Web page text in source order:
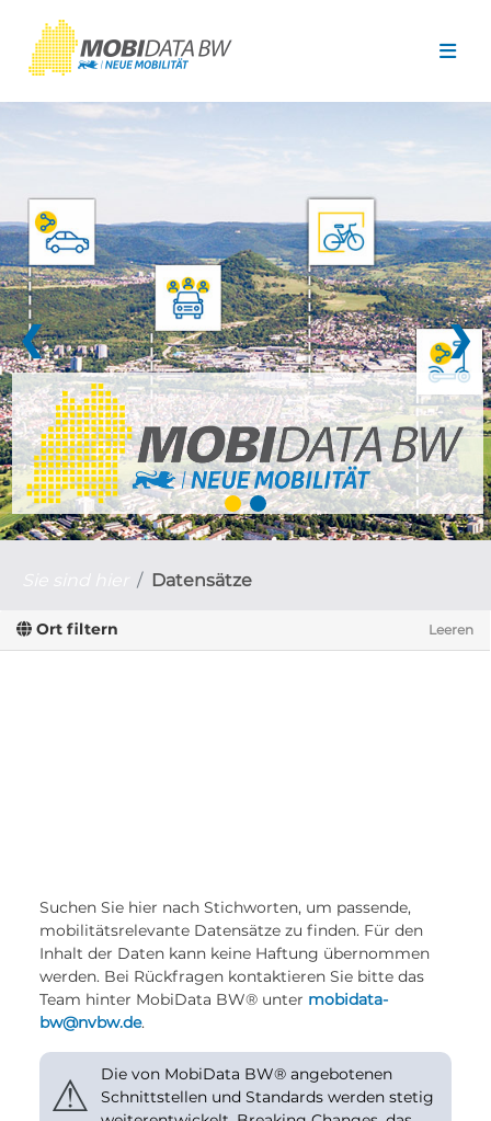
❮ ❯
Datensätze
Ort filtern Leeren
Suchen Sie hier nach Stichworten, um passende,
mobilitätsrelevante Datensätze zu finden. Für den
Inhalt der Daten kann keine Haftung übernommen
werden. Bei Rückfragen kontaktieren Sie bitte das
Team hinter MobiData BW® unter mobidata-
bw@nvbw.de.
⚠
Die von MobiData BW® angebotenen
Schnittstellen und Standards werden stetig